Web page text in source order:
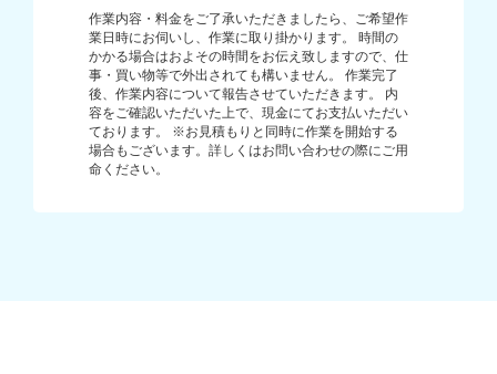
作業内容・料金をご了承いただきましたら、ご希望作
業日時にお伺いし、作業に取り掛かります。 時間の
かかる場合はおよその時間をお伝え致しますので、仕
事・買い物等で外出されても構いません。 作業完了
後、作業内容について報告させていただきます。 内
容をご確認いただいた上で、現金にてお支払いただい
ております。 ※お見積もりと同時に作業を開始する
場合もございます。詳しくはお問い合わせの際にご用
命ください。